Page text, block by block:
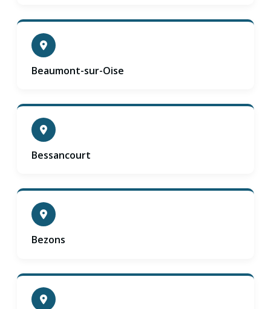
Beaumont-sur-Oise
Bessancourt
Bezons